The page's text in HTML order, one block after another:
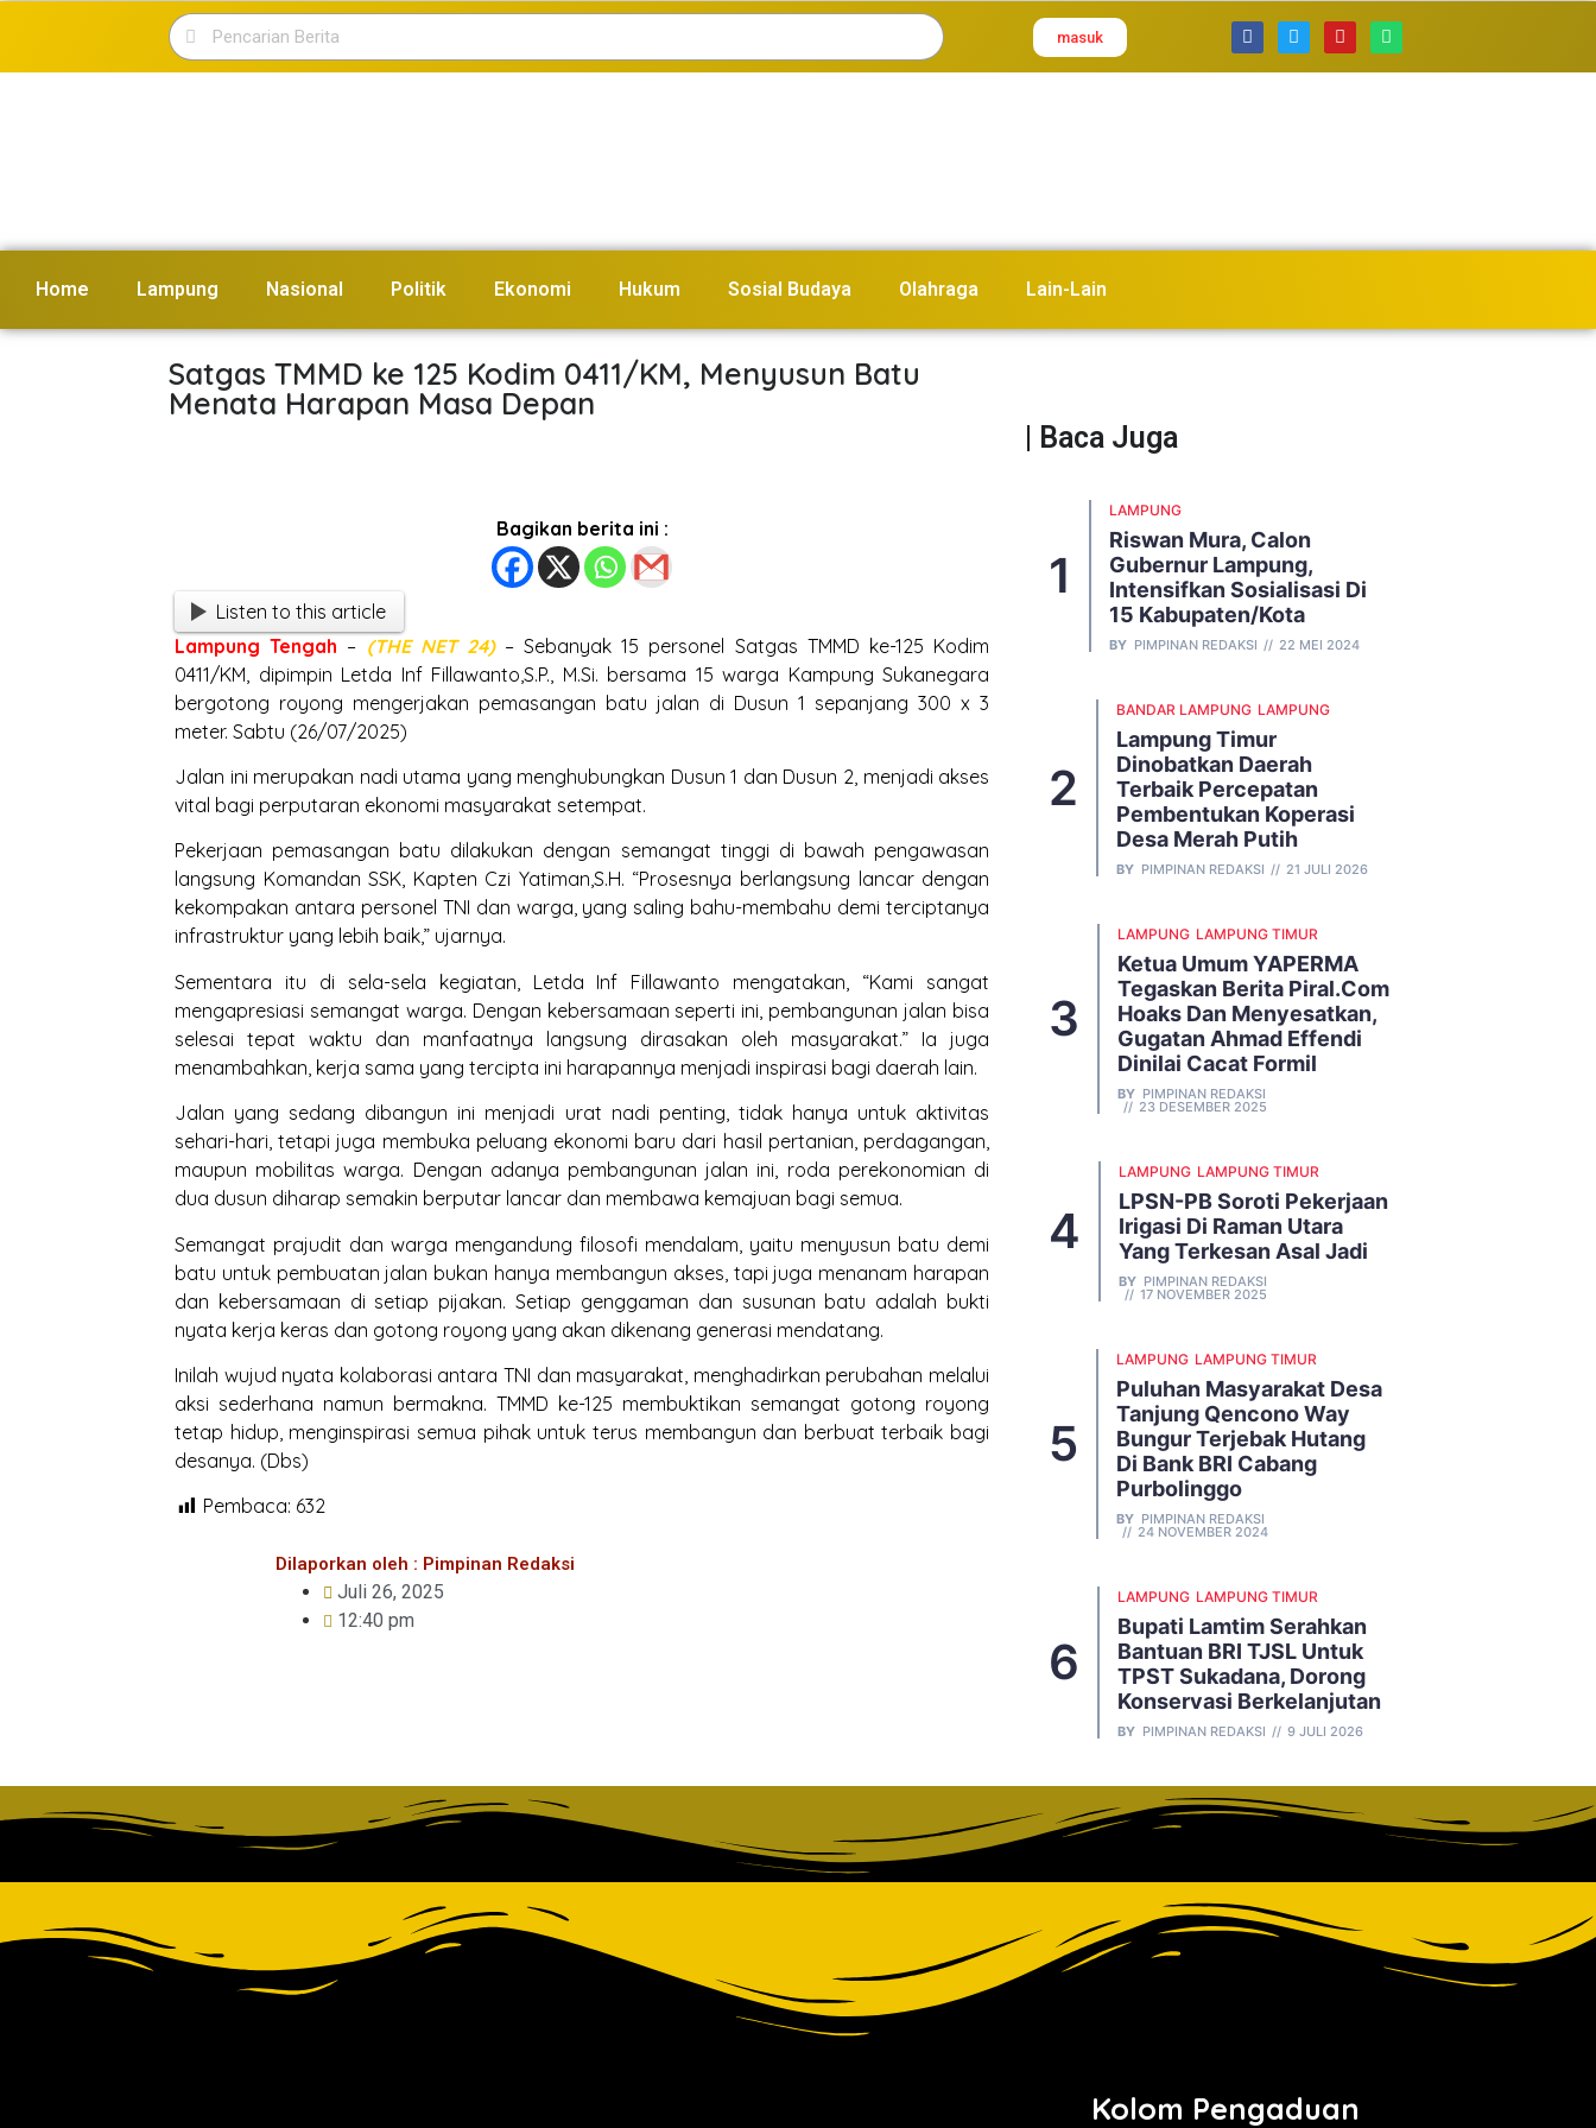
masuk
Home Lampung Nasional Politik Ekonomi Hukum Sosial Budaya Olahraga Lain-Lain
Satgas TMMD ke 125 Kodim 0411/KM, Menyusun Batu
Menata Harapan Masa Depan
Bagikan berita ini :
Listen to this article
Lampung Tengah – (THE NET 24)– Sebanyak 15 personel Satgas TMMD ke-125 Kodim
0411/KM, dipimpin Letda Inf Fillawanto,S.P., M.Si. bersama 15 warga Kampung Sukanegara
bergotong royong mengerjakan pemasangan batu jalan di Dusun 1 sepanjang 300 x 3
meter. Sabtu (26/07/2025)
Jalan ini merupakan nadi utama yang menghubungkan Dusun 1 dan Dusun 2, menjadi akses
vital bagi perputaran ekonomi masyarakat setempat.
Pekerjaan pemasangan batu dilakukan dengan semangat tinggi di bawah pengawasan
langsung Komandan SSK, Kapten Czi Yatiman,S.H. “Prosesnya berlangsung lancar dengan
kekompakan antara personel TNI dan warga, yang saling bahu-membahu demi terciptanya
infrastruktur yang lebih baik,” ujarnya.
Sementara itu di sela-sela kegiatan, Letda Inf Fillawanto mengatakan, “Kami sangat
mengapresiasi semangat warga. Dengan kebersamaan seperti ini, pembangunan jalan bisa
selesai tepat waktu dan manfaatnya langsung dirasakan oleh masyarakat.” Ia juga
menambahkan, kerja sama yang tercipta ini harapannya menjadi inspirasi bagi daerah lain.
Jalan yang sedang dibangun ini menjadi urat nadi penting, tidak hanya untuk aktivitas
sehari-hari, tetapi juga membuka peluang ekonomi baru dari hasil pertanian, perdagangan,
maupun mobilitas warga. Dengan adanya pembangunan jalan ini, roda perekonomian di
dua dusun diharap semakin berputar lancar dan membawa kemajuan bagi semua.
Semangat prajudit dan warga mengandung filosofi mendalam, yaitu menyusun batu demi
batu untuk pembuatan jalan bukan hanya membangun akses, tapi juga menanam harapan
dan kebersamaan di setiap pijakan. Setiap genggaman dan susunan batu adalah bukti
nyata kerja keras dan gotong royong yang akan dikenang generasi mendatang.
Inilah wujud nyata kolaborasi antara TNI dan masyarakat, menghadirkan perubahan melalui
aksi sederhana namun bermakna. TMMD ke-125 membuktikan semangat gotong royong
tetap hidup, menginspirasi semua pihak untuk terus membangun dan berbuat terbaik bagi
desanya. (Dbs)
Pembaca: 632
Dilaporkan oleh : Pimpinan Redaksi
Juli 26, 2025
12:40 pm
| Baca Juga
LAMPUNG
Riswan Mura, Calon
Gubernur Lampung,
Intensifkan Sosialisasi Di
15 Kabupaten/Kota
BY PIMPINAN REDAKSI 22 MEI 2024
BANDAR LAMPUNG LAMPUNG
Lampung Timur
Dinobatkan Daerah
Terbaik Percepatan
Pembentukan Koperasi
Desa Merah Putih
BY PIMPINAN REDAKSI 21 JULI 2026
LAMPUNG LAMPUNG TIMUR
Ketua Umum YAPERMA
Tegaskan Berita Piral.com
Hoaks Dan Menyesatkan,
Gugatan Ahmad Effendi
Dinilai Cacat Formil
BY PIMPINAN REDAKSI
23 DESEMBER 2025
LAMPUNG LAMPUNG TIMUR
LPSN-PB Soroti Pekerjaan
Irigasi Di Raman Utara
Yang Terkesan Asal Jadi
BY PIMPINAN REDAKSI
17 NOVEMBER 2025
LAMPUNG LAMPUNG TIMUR
Puluhan Masyarakat Desa
Tanjung Qencono Way
Bungur Terjebak Hutang
Di Bank BRI Cabang
Purbolinggo
BY PIMPINAN REDAKSI
24 NOVEMBER 2024
LAMPUNG LAMPUNG TIMUR
Bupati Lamtim Serahkan
Bantuan BRI TJSL Untuk
TPST Sukadana, Dorong
Konservasi Berkelanjutan
BY PIMPINAN REDAKSI 9 JULI 2026
Kolom Pengaduan